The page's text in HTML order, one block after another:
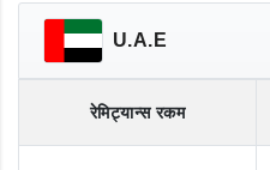
U.A.E
रेमिट्यान्स रकम